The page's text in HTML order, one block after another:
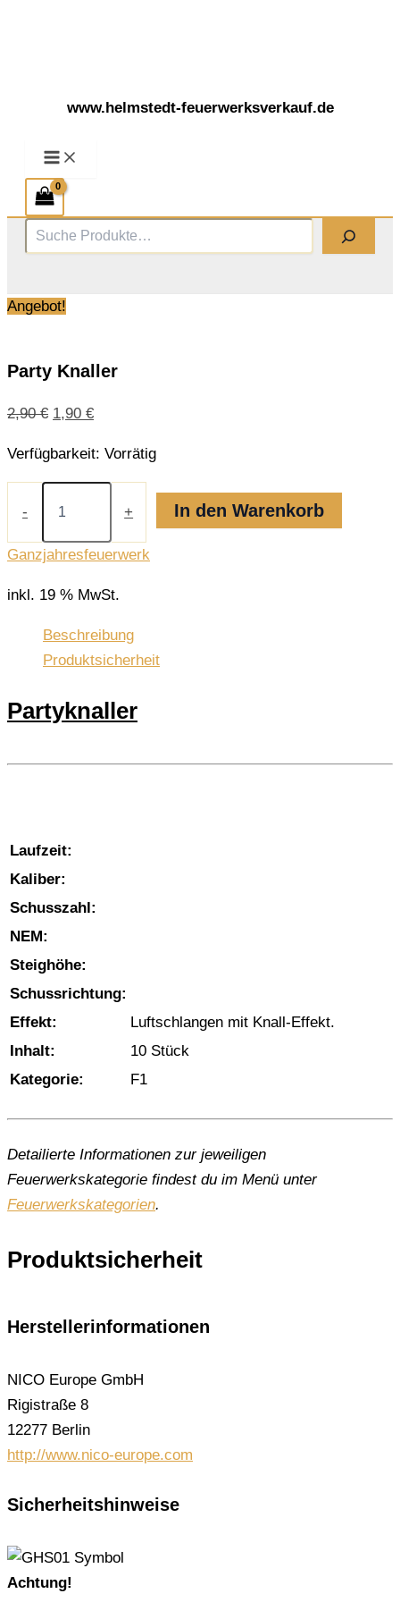
www.helmstedt-feuerwerksverkauf.de
Suchen
Angebot!
Party Knaller
2,90€ Ursprünglicher
war:
2,90 €
1,90 €Aktueller
ist:
1,90 €.
Verfügbarkeit: Vorrätig
- + In den Warenkorb
Ganzjahresfeuerwerk
inkl. 19 % MwSt.
Beschreibung
Produktsicherheit
Partyknaller
Laufzeit:
Kaliber:
Schusszahl:
NEM:
Steighöhe:
Schussrichtung:
Effekt:
Luftschlangen mit Knall-Effekt.
Inhalt:
10 Stück
Kategorie:
F1
Detailierte Informationen zur jeweiligen
Feuerwerkskategorie findest du im Menü unter
Feuerwerkskategorien.
Produktsicherheit
Herstellerinformationen
NICO Europe GmbH
Rigistraße 8
12277 Berlin
http://www.nico-europe.com
Sicherheitshinweise
Achtung!